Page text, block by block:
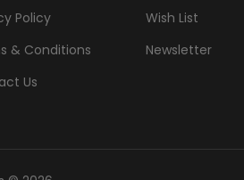
Policy
& Conditions
Us
Wish List
Newsletter